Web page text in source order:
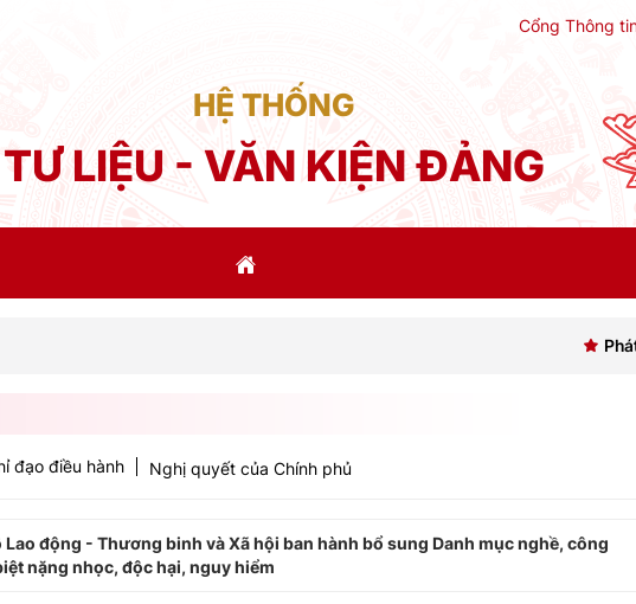
Cổng Thông
HỆ THỐNG
TƯ LIỆU - VĂN KIỆN ĐẢNG
Phát biểu của
đạo điều hành Nghị quyết của Chính phủ
động - Thương binh và Xã hội ban hành bổ sung Danh mục nghề, công
nặng nhọc, độc hại, nguy hiểm